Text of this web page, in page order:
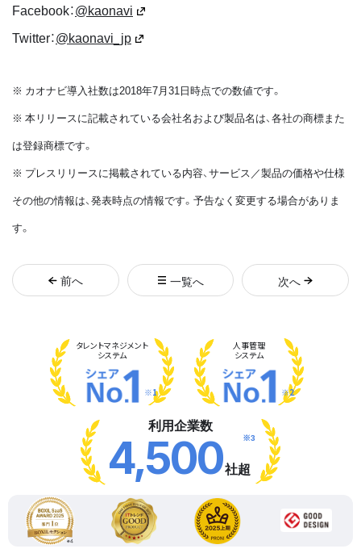
Facebook：@kaonavi
Twitter：@kaonavi_jp
※ カオナビ導入社数は2018年7月31日時点での数値です。
※ 本リリースに記載されている会社名および製品名は、各社の商標また
は登録商標です。
※ プレスリリースに掲載されている内容、サービス／製品の価格や仕様
その他の情報は、発表時点の情報です。予告なく変更する場合がありま
す。
前へ 一覧へ 次へ
タレントマネジメント
システム
※1
人事管理
システム
※2
利用企業数
4,500社超
※3